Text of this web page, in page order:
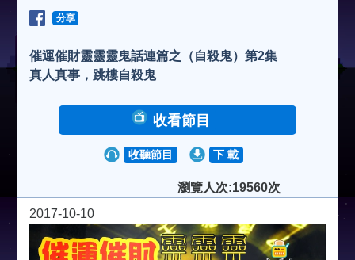
分享
催運催財靈靈靈鬼話連篇之（自殺鬼）第2集
真人真事，跳樓自殺鬼
收看節目
收聽節目 下 載
瀏覽人次:19560次
2017-10-10